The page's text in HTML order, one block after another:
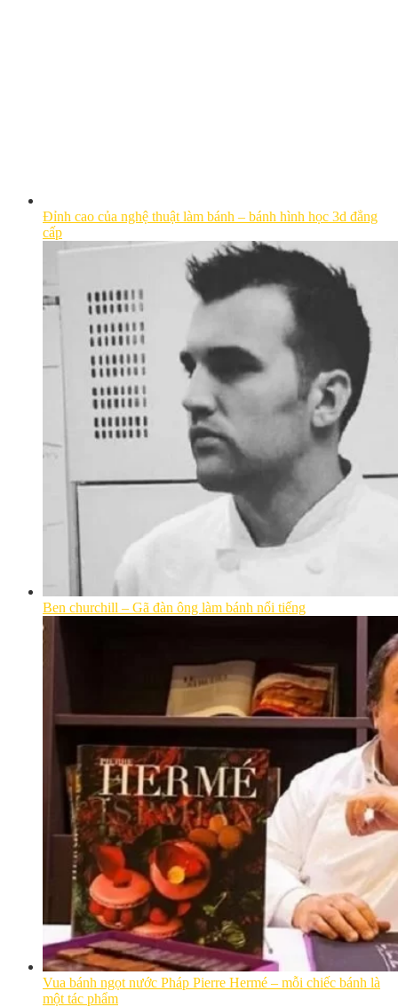
Đỉnh cao của nghệ thuật làm bánh – bánh hình học 3d đẳng
cấp
Ben churchill – Gã đàn ông làm bánh nổi tiếng
Vua bánh ngọt nước Pháp Pierre Hermé – mỗi chiếc bánh là
một tác phẩm